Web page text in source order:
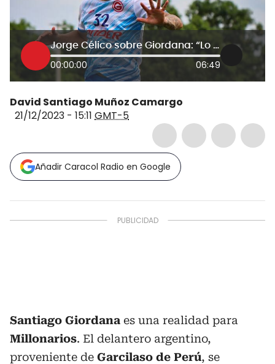
Jorge Célico sobre Giordana: “Lo había pedido, pero eligió ir a Millonarios”
00:00:00 06:49
David Santiago Muñoz Camargo
21/12/2023 - 15:11 GMT-5
Añadir Caracol Radio en Google
Santiago Giordana es una realidad para
Millonarios. El delantero argentino,
proveniente de Garcilaso de Perú, se